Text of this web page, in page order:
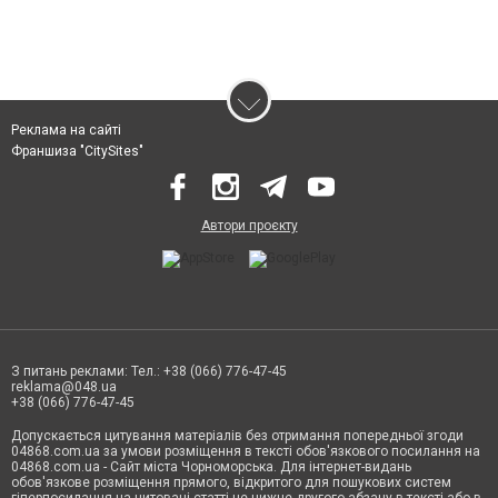
Реклама на сайті
Франшиза "CitySites"
Автори проєкту
З питань реклами: Тел.: +38 (066) 776-47-45
reklama@048.ua
+38 (066) 776-47-45
Допускається цитування матеріалів без отримання попередньої згоди
04868.com.ua за умови розміщення в тексті обов'язкового посилання на
04868.com.ua - Сайт міста Чорноморська. Для інтернет-видань
обов'язкове розміщення прямого, відкритого для пошукових систем